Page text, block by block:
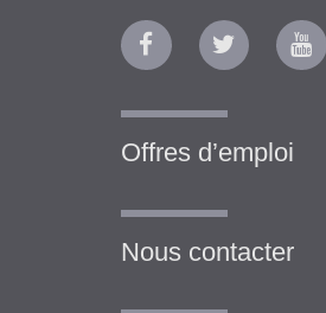
Offres d’emploi
Nous contacter